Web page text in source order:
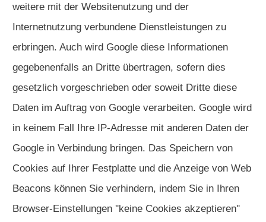
weitere mit der Websitenutzung und der
Internetnutzung verbundene Dienstleistungen zu
erbringen. Auch wird Google diese Informationen
gegebenenfalls an Dritte übertragen, sofern dies
gesetzlich vorgeschrieben oder soweit Dritte diese
Daten im Auftrag von Google verarbeiten. Google wird
in keinem Fall Ihre IP-Adresse mit anderen Daten der
Google in Verbindung bringen. Das Speichern von
Cookies auf Ihrer Festplatte und die Anzeige von Web
Beacons können Sie verhindern, indem Sie in Ihren
Browser-Einstellungen ''keine Cookies akzeptieren''